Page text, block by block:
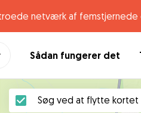
netværk af femstjernede
Sådan fungerer det
Søg ved at flytte kortet